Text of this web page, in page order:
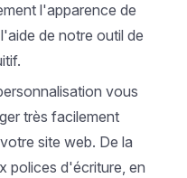
l'apparence de
de notre outil de
vous
très facilement
site web. De la
polices d'écriture, en